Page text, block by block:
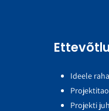
Ideele
Projekti